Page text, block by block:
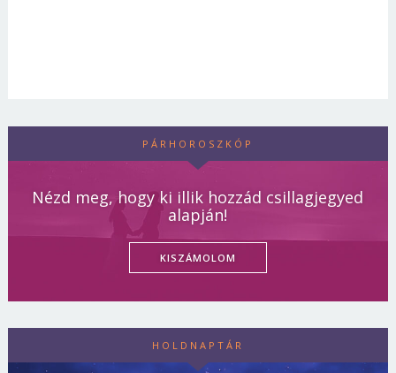
PÁRHOROSZKÓP
Nézd meg, hogy ki illik hozzád csillagjegyed
alapján!
KISZÁMOLOM
HOLDNAPTÁR